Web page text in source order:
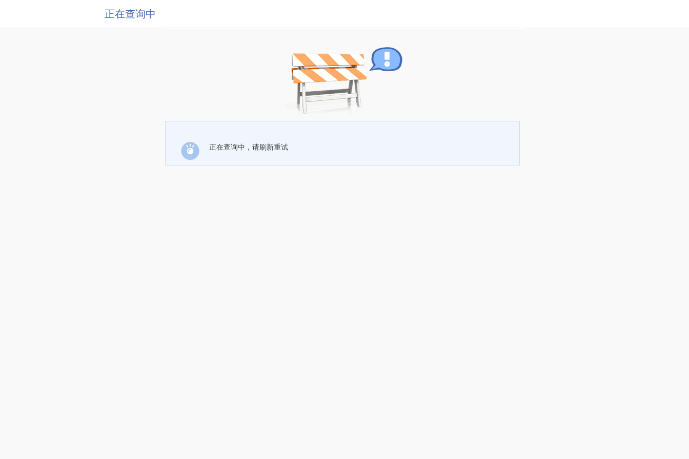
正在查询中
正在查询中，请刷新重试